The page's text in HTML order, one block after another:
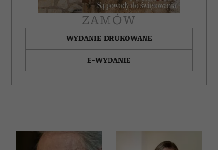
ZAMÓW
WYDANIE DRUKOWANE
E-WYDANIE